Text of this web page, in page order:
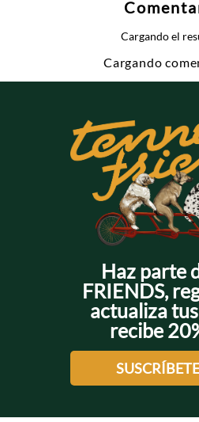
Cargando el
Cargando
Haz parte
FRIENDS,
actualiza
recibe